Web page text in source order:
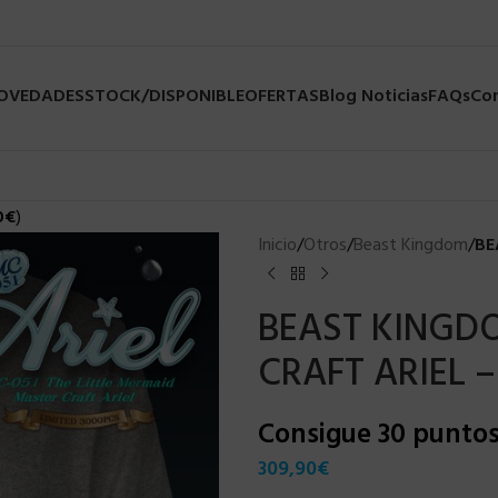
STOCK/DISPONIBLEOFERTASBlog NoticiasFAQs
€)
Inicio/Otros/Beast Kingdom/
BEAST
CRAFT ARIEL
Consigue 30
309,90€